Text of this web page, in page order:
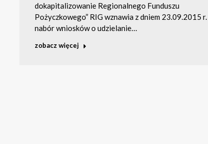
dokapitalizowanie Regionalnego Funduszu
Pożyczkowego” RIG wznawia z dniem 23.09.2015 r.
nabór wniosków o udzielanie…
zobacz więcej